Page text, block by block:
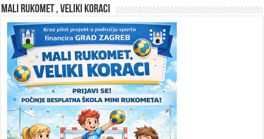
MALI RUKOMET , VELIKI KORACI